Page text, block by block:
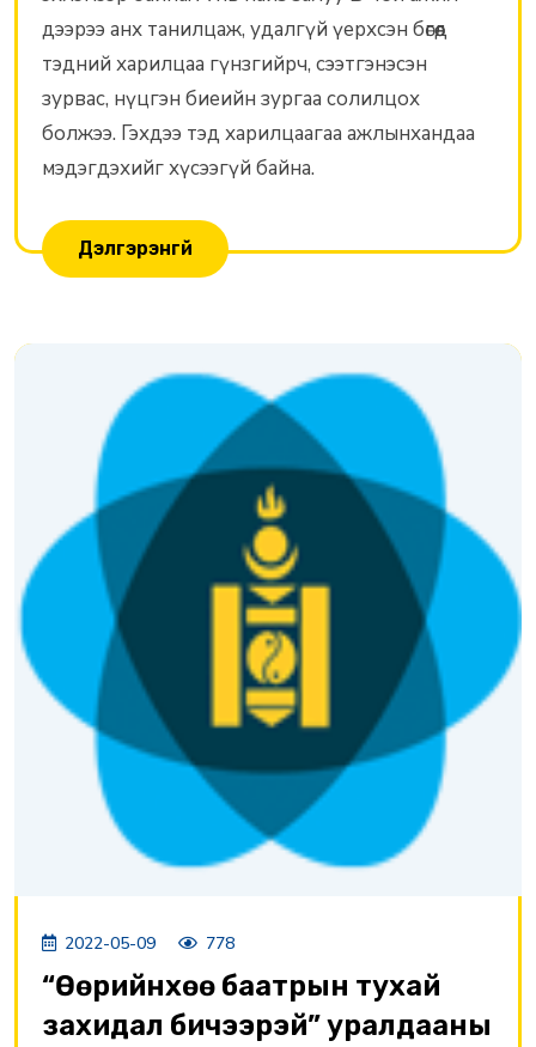
дээрээ анх танилцаж, удалгүй үерхсэн бөгөөд
тэдний харилцаа гүнзгийрч, сээтгэнэсэн
зурвас, нүцгэн биеийн зургаа солилцох
болжээ. Гэхдээ тэд харилцаагаа ажлынхандаа
мэдэгдэхийг хүсээгүй байна.
Дэлгэрэнгүй
2022-05-09 778
“Өөрийнхөө баатрын тухай
захидал бичээрэй” уралдааны